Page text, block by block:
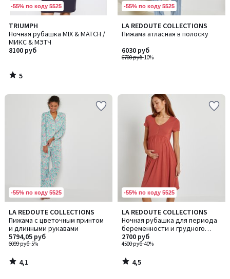
-55% по коду 5525
TRIUMPH
Ночная рубашка MIX & MATCH /
МИКС & МЭТЧ
8100 руб
5
/
5
5
/
-55% по коду 5525
LA REDOUTE COLLECTIONS
Пижама атласная в полоску
6700 руб-10%
6030 руб
-55% по коду 5525
LA REDOUTE COLLECTIONS
Пижама с цветочным принтом
и длинными рукавами
6099 руб-5%
5794,05 руб
4,1
/ 5
4,1
/
-55% по коду 5525
LA REDOUTE COLLECTIONS
Ночная рубашка для периода
беременности и грудного
вскармливания
4500 руб-40%
2700 руб
4,5
/ 5
4,5
/